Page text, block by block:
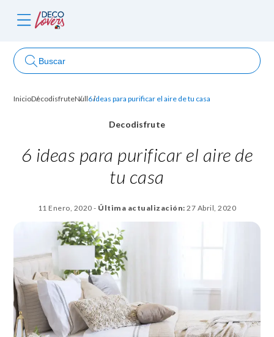
Buscar
InicioDecodisfruteNull6 ideas para purificar el aire de tu casa
Decodisfrute
6 ideas para purificar el aire de
tu casa
11 Enero, 2020 - Última actualización: 27 Abril, 2020